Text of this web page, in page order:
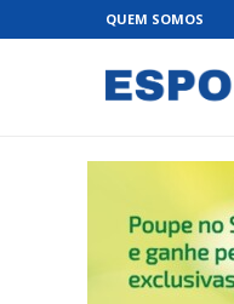
QUEM SOMOS